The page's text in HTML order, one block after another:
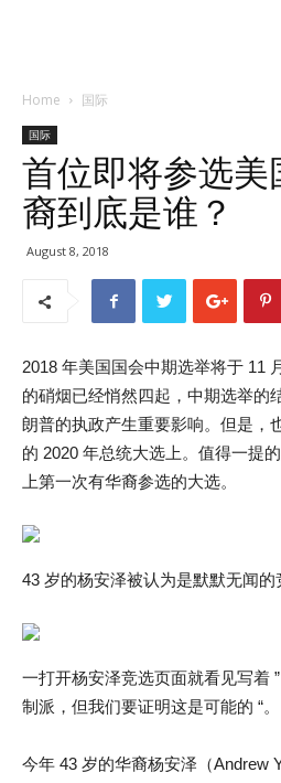
Home 国际
国际
首位即将参选美
裔到底是谁？
August 8, 2018
2018 年美国国会中期选举将于 11
的硝烟已经悄然四起，中期选举的
朗普的执政产生重要影响。但是，
的 2020 年总统大选上。值得一提
上第一次有华裔参选的大选。
43 岁的杨安泽被认为是默默无闻的
一打开杨安泽竞选页面就看见写着
制派，但我们要证明这是可能的 “。
今年 43 岁的华裔杨安泽（Andrew